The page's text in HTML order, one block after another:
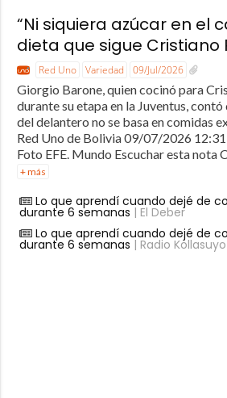
“Ni siquiera azúcar en el
dieta que sigue Cristiano
Red Uno Variedad 09/Jul/2026
Giorgio Barone, quien cocinó para
durante su etapa en la Juventus,
del delantero no se basa en comidas
Red Uno de Bolivia 09/07/2026
Foto EFE. Mundo Escuchar esta nota
+ más
Lo que aprendí cuando dejé de
durante 6 semanas | El Deber
Lo que aprendí cuando dejé de
durante 6 semanas | Radio Kollasuyo